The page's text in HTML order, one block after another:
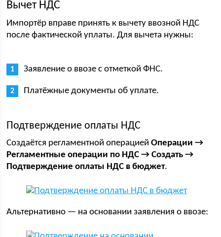
Вычет НДС
Импортёр вправе принять к вычету ввозной НДС
после фактической уплаты. Для вычета нужны:
Заявление о ввозе с отметкой ФНС.
Платёжные документы об уплате.
Подтверждение оплаты НДС
Создаётся регламентной операциейОперации →
Регламентные операции по НДС → Создать →
Подтверждение оплаты НДС в бюджет.
Альтернативно — на основании заявления о ввозе: